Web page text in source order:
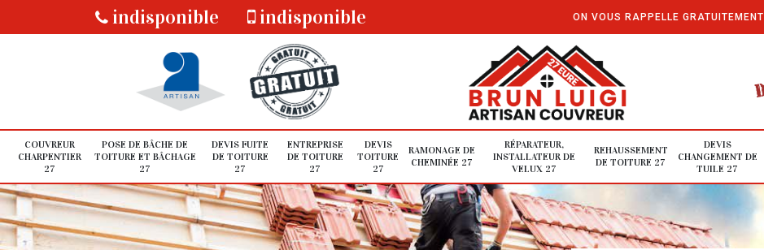
indisponible indisponible ON VOUS RAPPELLE GRATUITEMENT
COUVREUR
CHARPENTIER
27
POSE DE BÂCHE DE
TOITURE ET BÂCHAGE
27
DEVIS FUITE
DE TOITURE
27
ENTREPRISE
DE TOITURE
27
DEVIS
TOITURE
27
RAMONAGE DE
CHEMINÉE 27
RÉPARATEUR,
INSTALLATEUR DE
VELUX 27
REHAUSSEMENT
DE TOITURE 27
DEVIS
CHANGEMENT DE
TUILE 27